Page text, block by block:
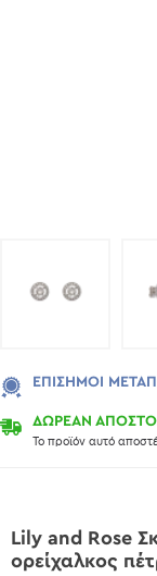
ΔΩΡΕΑΝ
Το προϊόν αυτό
ΕΠΊΣΗΜΟΙ
Lily and Rose
ορείχαλκος